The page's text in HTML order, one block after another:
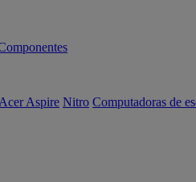
Aspire Nitro Computadoras de